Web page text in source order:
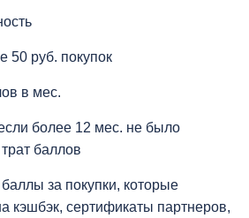
50 руб. покупок
в мес.
более 12 мес. не было
баллов
за покупки, которые
кэшбэк, сертификаты партнеров,